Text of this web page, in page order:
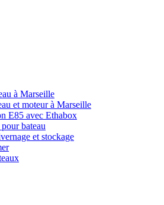
à Marseille
et moteur à Marseille
E85 avec Ethabox
bateau
et stockage